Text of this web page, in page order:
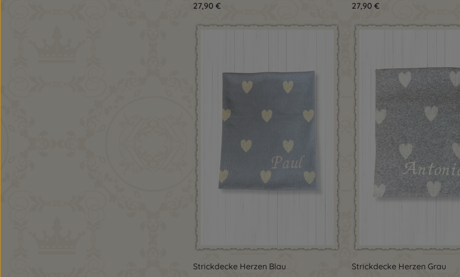
Regulärer Preis:
27,90 € Regulärer Preis:
27,90 €
Produkt Anzahl: Gib den gewünschten
Strickdecke Herzen Blau Produkt
Strickdecke Herzen Grau